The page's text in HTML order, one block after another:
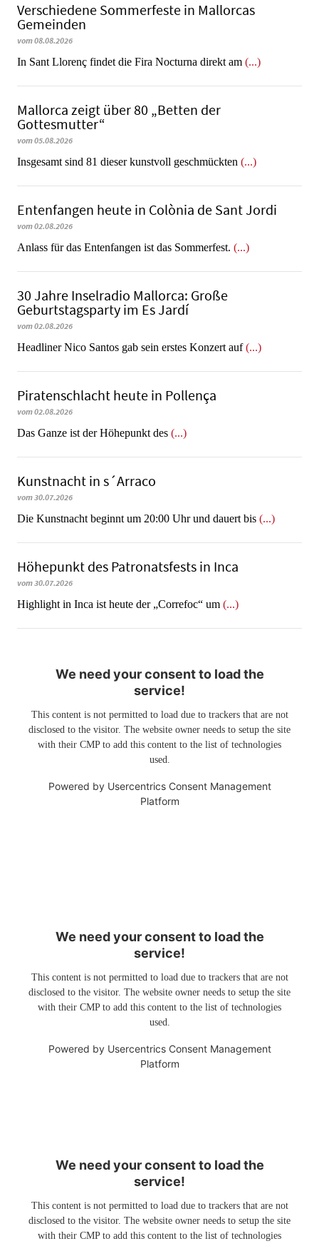
Verschiedene Sommerfeste in Mallorcas
Gemeinden
vom 08.08.2026
In Sant Llorenç findet die Fira Nocturna direkt am (...)
Mallorca zeigt über 80 „Betten der
Gottesmutter“
vom 05.08.2026
Insgesamt sind 81 dieser kunstvoll geschmückten (...)
Entenfangen heute in Colònia de Sant Jordi
vom 02.08.2026
Anlass für das Entenfangen ist das Sommerfest. (...)
30 Jahre Inselradio Mallorca: Große
Geburtstagsparty im Es Jardí
vom 02.08.2026
Headliner Nico Santos gab sein erstes Konzert auf(...)
Piratenschlacht heute in Po­llen­ça
vom 02.08.2026
​​​​​​​Das Ganze ist der Höhepunkt des (...)
Kunstnacht in s´Arraco
vom 30.07.2026
Die Kunstnacht beginnt um 20:00 Uhr und dauert bis (...)
Höhepunkt des Patronatsfests in Inca
vom 30.07.2026
Highlight in Inca ist heute der „Correfoc“ um (...)
We need your consent to load the
service!
This content is not permitted to load due to trackers that are not
disclosed to the visitor. The website owner needs to setup the site
with their CMP to add this content to the list of technologies
used.
Powered by Usercentrics Consent Management
Platform
We need your consent to load the
service!
This content is not permitted to load due to trackers that are not
disclosed to the visitor. The website owner needs to setup the site
with their CMP to add this content to the list of technologies
used.
Powered by Usercentrics Consent Management
Platform
We need your consent to load the
service!
This content is not permitted to load due to trackers that are not
disclosed to the visitor. The website owner needs to setup the site
with their CMP to add this content to the list of technologies